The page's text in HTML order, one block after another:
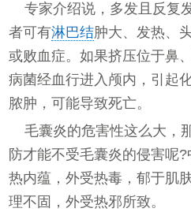
专家介绍说，多发且反复
者可有淋巴结肿大、发热、
或败血症。如果挤压位于鼻
病菌经血行进入颅内，引起
脓肿，可能导致死亡。
毛囊炎的危害性这么大，
防才能不受毛囊炎的侵害呢
热内蕴，外受热毒，郁于肌
理不固，外受热邪所致。